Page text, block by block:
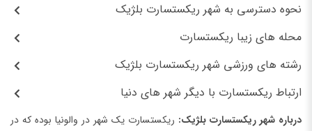
نحوه دسترسی به شهر ریکستسارت بلژیک
محله‌ های زیبا ریکستسارت
رشته‌ های ورزشی شهر ریکستسارت بلژیک
ارتباط ریکستسارت با دیگر شهر های دنیا
درباره شهر ریکستسارت بلژیک: ریکستسارت یک شهر در والونیا بوده که در